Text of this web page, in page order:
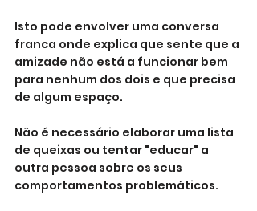
Isto pode envolver uma conversa
franca onde explica que sente que a
amizade não está a funcionar bem
para nenhum dos dois e que precisa
de algum espaço.
Não é necessário elaborar uma lista
de queixas ou tentar "educar" a
outra pessoa sobre os seus
comportamentos problemáticos.